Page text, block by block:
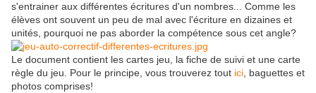
s'entrainer aux différentes écritures d'un nombres... Comme les
élèves ont souvent un peu de mal avec l'écriture en dizaines et
unités, pourquoi ne pas aborder la compétence sous cet angle?
Le document contient les cartes jeu, la fiche de suivi et une carte
règle du jeu. Pour le principe, vous trouverez tout ici , baguettes et
photos comprises!